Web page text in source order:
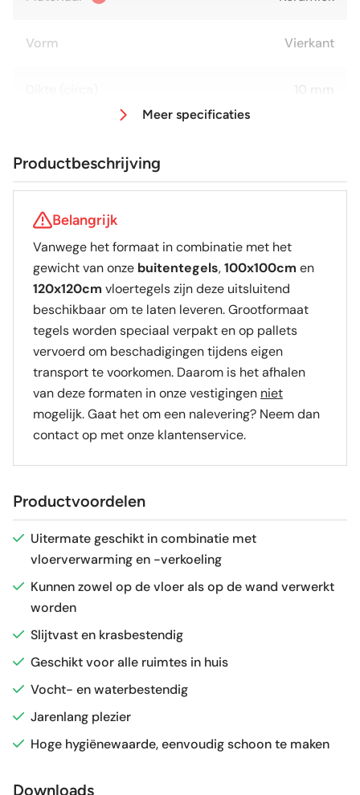
Vorm Vierkant
Antislipwaarde R9
Glans / Mat
Gerectificeerd
Vorstbestendig
Sortering 1e keus
Craquelé Nee
Geschikt voor vloerverwarming Ja
Meer specificaties
Productbeschrijving
Belangrijk
Vanwege het formaat in combinatie met het
gewicht van onze buitentegels,100x100cm en
120x120cm vloertegels zijn deze uitsluitend
beschikbaar om te laten leveren. Grootformaat
tegels worden speciaal verpakt en op pallets
vervoerd om beschadigingen tijdens eigen
transport te voorkomen. Daarom is het afhalen
van deze formaten in onze vestigingen niet
mogelijk. Gaat het om een nalevering? Neem dan
contact op met onze klantenservice.
Productvoordelen
Uitermate geschikt in combinatie met
vloerverwarming en -verkoeling
Kunnen zowel op de vloer als op de wand verwerkt
worden
Slijtvast en krasbestendig
Geschikt voor alle ruimtes in huis
Vocht- en waterbestendig
Jarenlang plezier
Hoge hygiënewaarde, eenvoudig schoon te maken
Downloads